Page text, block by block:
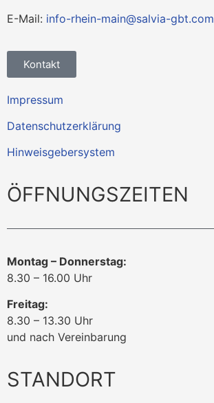
E-Mail: info-rhein-main@salvia-gbt.com
Kontakt
Impressum
Datenschutzerklärung
Hinweisgebersystem
ÖFFNUNGSZEITEN
Montag – Donnerstag:
8.30 – 16.00 Uhr
Freitag:
8.30 – 13.30 Uhr
und nach Vereinbarung
STANDORT